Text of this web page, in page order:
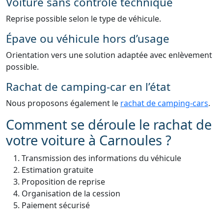
Reprise possible selon le type de véhicule.
Épave ou véhicule hors d’usage
Orientation vers une solution adaptée avec enlèvement
possible.
Rachat de camping-car en l’état
Nous proposons également le rachat de camping-cars.
Comment se déroule le rachat de
votre voiture à Carnoules ?
Transmission des informations du véhicule
Estimation gratuite
Proposition de reprise
Organisation de la cession
Paiement sécurisé